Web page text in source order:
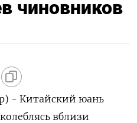
чиновников
- Китайский юань
вблизи